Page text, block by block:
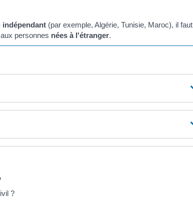
indépendant (par exemple, Algérie, Tunisie, Maroc), il faut
personnes nées à l'étranger.
?